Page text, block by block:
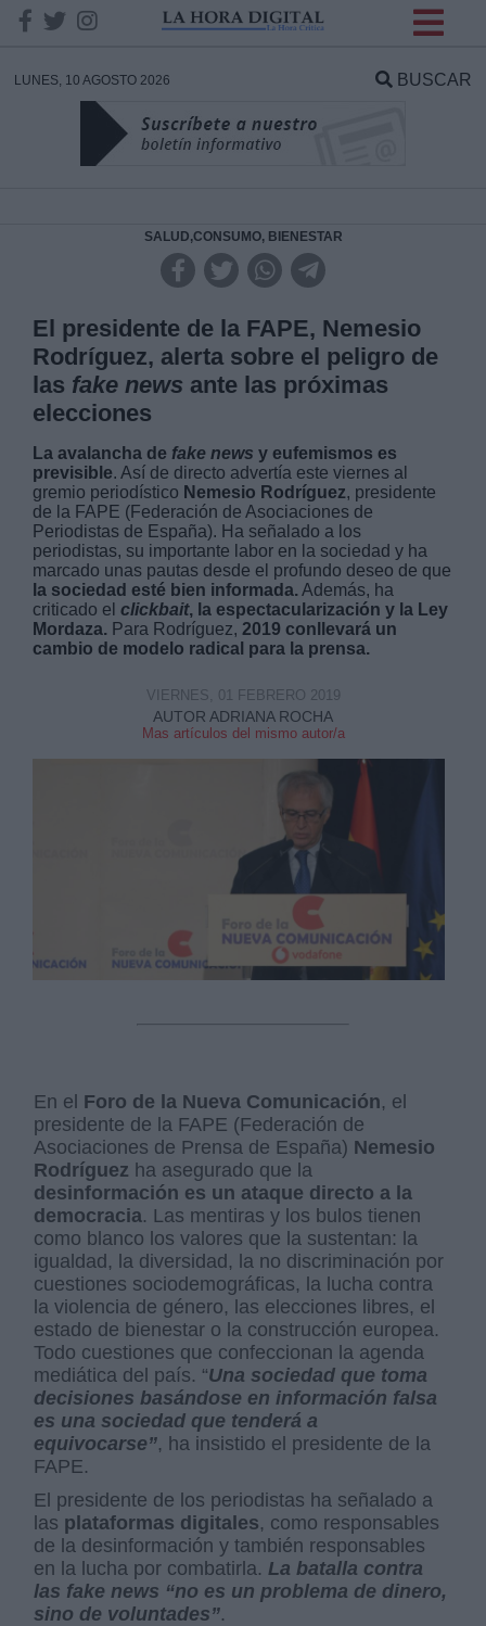
LUNES, 10 AGOSTO 2026 BUSCAR
SALUD,CONSUMO, BIENESTAR
El presidente de la FAPE, Nemesio
Rodríguez, alerta sobre el peligro de
las fake news ante las próximas
elecciones
La avalancha de fake news y eufemismos es
previsible. Así de directo advertía este viernes al
gremio periodístico Nemesio Rodríguez, presidente
de la FAPE (Federación de Asociaciones de
Periodistas de España). Ha señalado a los
periodistas, su importante labor en la sociedad y ha
marcado unas pautas desde el profundo deseo de que
la sociedad esté bien informada. Además, ha
criticado el clickbait, la espectacularización y la Ley
Mordaza. Para Rodríguez,2019 conllevará un
cambio de modelo radical para la prensa.
AUTOR ADRIANA ROCHA
Mas artículos del mismo autor/a
VIERNES, 01 FEBRERO 2019
En el Foro de la Nueva Comunicación, el
presidente de la FAPE (Federación de
Asociaciones de Prensa de España) Nemesio
Rodríguez ha asegurado que la
desinformación es un ataque directo a la
democracia. Las mentiras y los bulos tienen
como blanco los valores que la sustentan: la
igualdad, la diversidad, la no discriminación por
cuestiones sociodemográficas, la lucha contra
la violencia de género, las elecciones libres, el
estado de bienestar o la construcción europea.
Todo cuestiones que confeccionan la agenda
mediática del país. “Una sociedad que toma
decisiones basándose en información falsa
es una sociedad que tenderá a
equivocarse”, ha insistido el presidente de la
FAPE.
El presidente de los periodistas ha señalado a
las plataformas digitales, como responsables
de la desinformación y también responsables
en la lucha por combatirla. La batalla contra
las fake news “no es un problema de dinero,
sino de voluntades”.
DATOS
Responsable:
Legitimación:
Destinatarios:
Derechos:
link
Información adicional